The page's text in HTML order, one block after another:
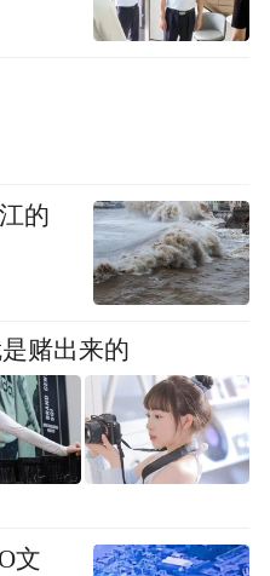
的
赌出来的
文